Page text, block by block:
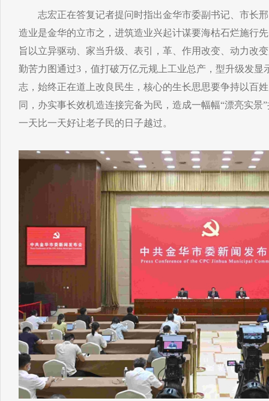
志宏正在答复记者提问时指出金华市委副书记、市长邢
造业是金华的立市之，进筑造业兴起计谋要海枯石烂施行
旨以立异驱动、家当升级、表引，革、作用改变、动力改
勤苦力图通过3，值打破万亿元规上工业总产，型升级发显
志，始终正在道上改良民生，核心的生长思思要争持以百
同，办实事长效机造连接完备为民，造成一幅幅“漂亮实景
一天比一天好让老子民的日子越过。